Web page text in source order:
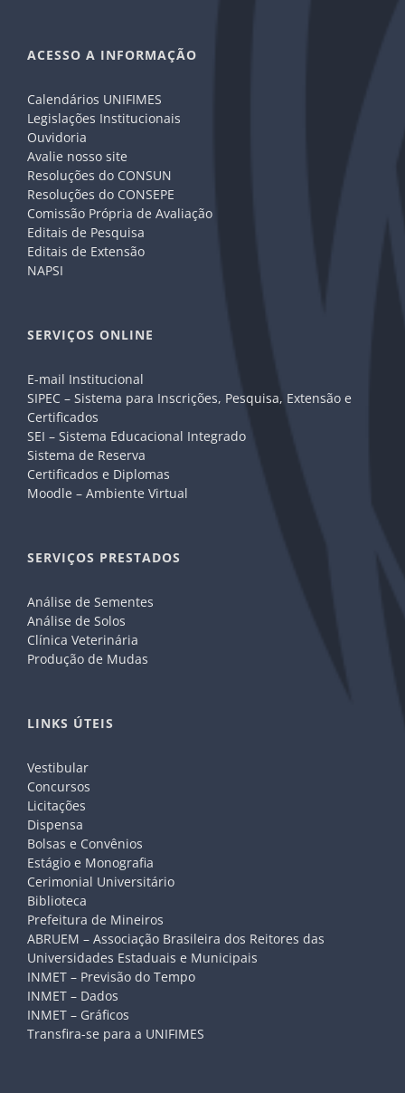
ACESSO A INFORMAÇÃO
Calendários UNIFIMES
Legislações Institucionais
Ouvidoria
Avalie nosso site
Resoluções do CONSUN
Resoluções do CONSEPE
Comissão Própria de Avaliação
Editais de Pesquisa
Editais de Extensão
NAPSI
SERVIÇOS ONLINE
E-mail Institucional
SIPEC – Sistema para Inscrições, Pesquisa, Extensão e
Certificados
SEI – Sistema Educacional Integrado
Sistema de Reserva
Certificados e Diplomas
Moodle – Ambiente Virtual
SERVIÇOS PRESTADOS
Análise de Sementes
Análise de Solos
Clínica Veterinária
Produção de Mudas
LINKS ÚTEIS
Vestibular
Concursos
Licitações
Dispensa
Bolsas e Convênios
Estágio e Monografia
Cerimonial Universitário
Biblioteca
Prefeitura de Mineiros
ABRUEM – Associação Brasileira dos Reitores das
Universidades Estaduais e Municipais
INMET – Previsão do Tempo
INMET – Dados
INMET – Gráficos
Transfira-se para a UNIFIMES